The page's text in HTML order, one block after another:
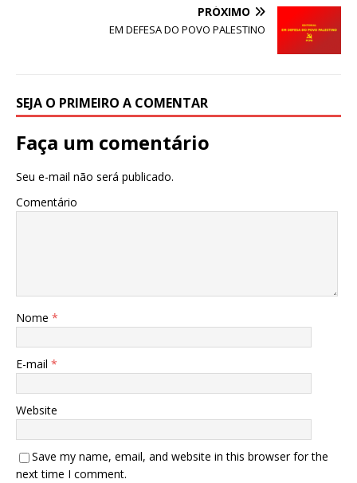
o
A
p
PRÓXIMO
EM DEFESA DO POVO PALESTINO
SEJA O PRIMEIRO A COMENTAR
Faça um comentário
Seu e-mail não será publicado.
Comentário
Nome *
E-mail *
Website
Save my name, email, and website in this browser for the
next time I comment.